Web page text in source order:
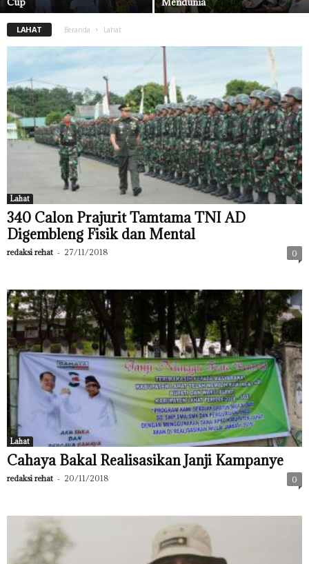
LAHAT Beranda Lahat
Lahat
340 Calon Prajurit Tamtama TNI AD
Digembleng Fisik dan Mental
redaksi rehat - 27/11/2018 0
Lahat
Cahaya Bakal Realisasikan Janji Kampanye
redaksi rehat - 20/11/2018 0